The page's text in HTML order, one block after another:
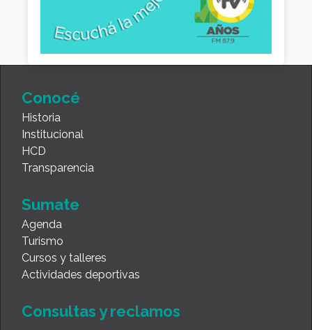
Conocé
Historia
Institucional
HCD
Transparencia
Sumate
Agenda
Turismo
Cursos y talleres
Actividades deportivas
Consultas y reclamos